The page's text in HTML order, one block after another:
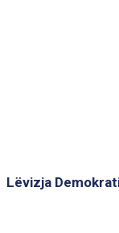
Lëvizja